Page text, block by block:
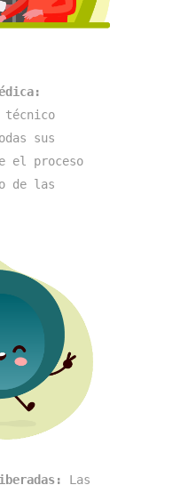
técnico
sus
el proceso
de las
Las